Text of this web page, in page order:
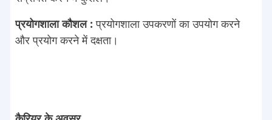
प्रयोगशाला कौशल :प्रयोगशाला उपकरणों का उपयोग करने
और प्रयोग करने में दक्षता।